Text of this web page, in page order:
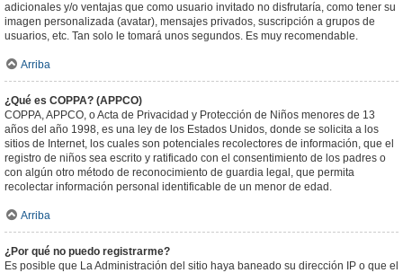
adicionales y/o ventajas que como usuario invitado no disfrutaría, como tener su
imagen personalizada (avatar), mensajes privados, suscripción a grupos de
usuarios, etc. Tan solo le tomará unos segundos. Es muy recomendable.
Arriba
¿Qué es COPPA? (APPCO)
COPPA, APPCO, o Acta de Privacidad y Protección de Niños menores de 13
años del año 1998, es una ley de los Estados Unidos, donde se solicita a los
sitios de Internet, los cuales son potenciales recolectores de información, que el
registro de niños sea escrito y ratificado con el consentimiento de los padres o
con algún otro método de reconocimiento de guardia legal, que permita
recolectar información personal identificable de un menor de edad.
Arriba
¿Por qué no puedo registrarme?
Es posible que La Administración del sitio haya baneado su dirección IP o que el